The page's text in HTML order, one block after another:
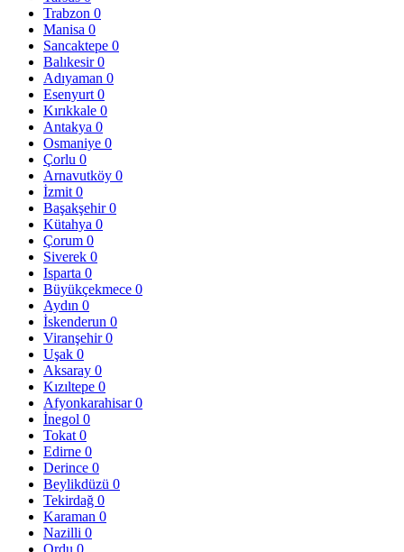
Trabzon 0
Manisa 0
Sancaktepe 0
Balıkesir0
Adıyaman 0
Esenyurt 0
Kırıkkale 0
Antakya 0
Osmaniye 0
Çorlu 0
Arnavutköy 0
İzmit 0
Başakşehir0
Kütahya 0
Çorum 0
Siverek 0
Isparta 0
Büyükçekmece 0
Aydın 0
İskenderun 0
Viranşehir0
Uşak 0
Aksaray 0
Kızıltepe 0
Afyonkarahisar0
İnegol 0
Tokat 0
Edirne 0
Derince 0
Beylikdüzü 0
Tekirdağ 0
Karaman 0
Nazilli 0
Ordu 0